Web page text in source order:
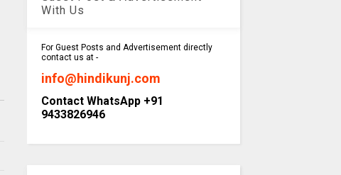
With Us
For Guest Posts and Advertisement directly
contact us at -
info@hindikunj.com
Contact WhatsApp +91
9433826946